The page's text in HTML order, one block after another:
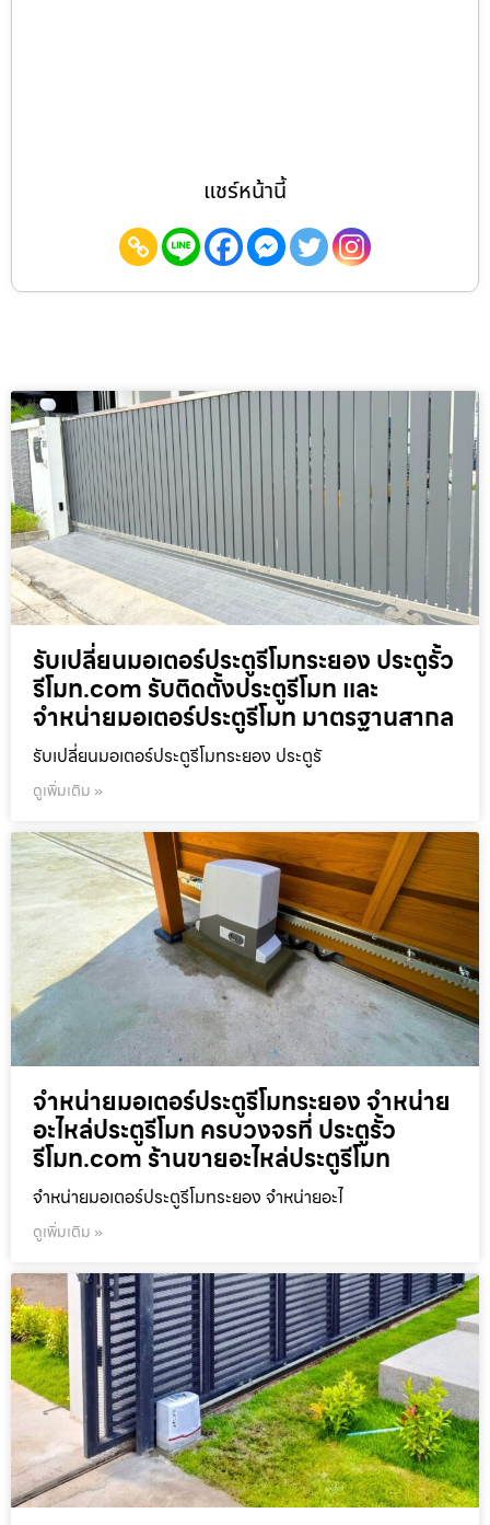
แชร์หน้านี้
รับเปลี่ยนมอเตอร์ประตูรีโมทระยอง ประตูรั้ว
รีโมท.com รับติดตั้งประตูรีโมท และ
จำหน่ายมอเตอร์ประตูรีโมท มาตรฐานสากล
รับเปลี่ยนมอเตอร์ประตูรีโมทระยอง ประตูรั
ดูเพิ่มเติม »
จำหน่ายมอเตอร์ประตูรีโมทระยอง จำหน่าย
อะไหล่ประตูรีโมท ครบวงจรที่ ประตูรั้ว
รีโมท.com ร้านขายอะไหล่ประตูรีโมท
จำหน่ายมอเตอร์ประตูรีโมทระยอง จำหน่ายอะไ
ดูเพิ่มเติม »